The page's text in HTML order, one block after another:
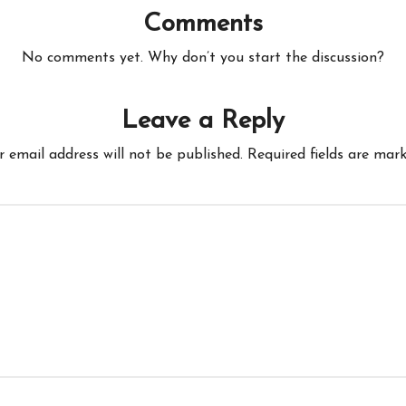
Comments
No comments yet. Why don’t you start the discussion?
Leave a Reply
email address will not be published. Required fields are